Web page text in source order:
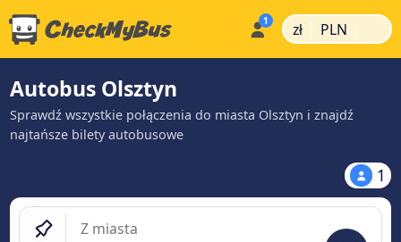
zł | PLN |
Autobus Olsztyn
Sprawdź wszystkie połączenia do miasta Olsztyn i znajdź
najtańsze bilety autobusowe
1